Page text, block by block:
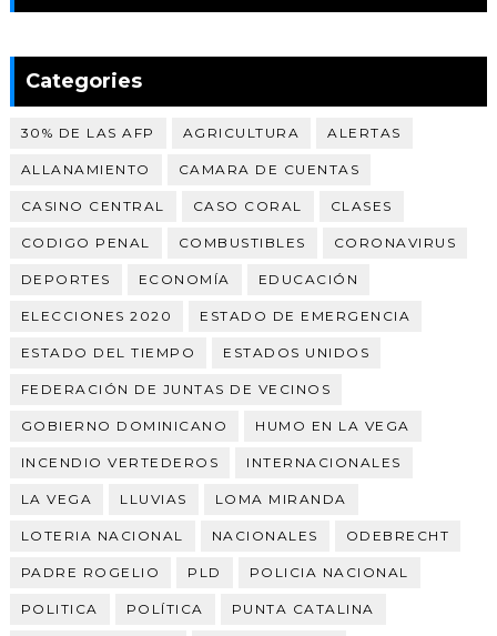
Categories
30% DE LAS AFP AGRICULTURA ALERTAS
ALLANAMIENTO CAMARA DE CUENTAS
CASINO CENTRAL CASO CORAL CLASES
CODIGO PENAL COMBUSTIBLES CORONAVIRUS
DEPORTES ECONOMÍA EDUCACIÓN
ELECCIONES 2020 ESTADO DE EMERGENCIA
ESTADO DEL TIEMPO ESTADOS UNIDOS
FEDERACIÓN DE JUNTAS DE VECINOS
GOBIERNO DOMINICANO HUMO EN LA VEGA
INCENDIO VERTEDEROS INTERNACIONALES
LA VEGA LLUVIAS LOMA MIRANDA
LOTERIA NACIONAL NACIONALES ODEBRECHT
PADRE ROGELIO PLD POLICIA NACIONAL
POLITICA POLÍTICA PUNTA CATALINA